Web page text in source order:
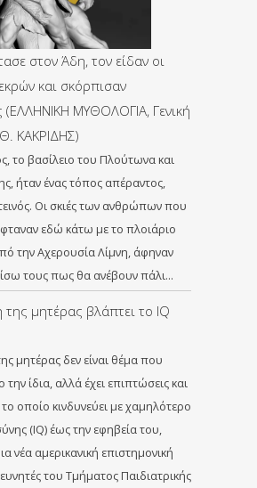
στον Άδη, τον είδαν οι
και σκόρπισαν
(ΕΛΛΗΝΙΚΗ ΜΥΘΟΛΟΓΙΑ, Γενική
ΚΑΚΡΙΔΗΣ)
το βασίλειο του Πλούτωνα και
ήταν ένας τόπος απέραντος,
Οι σκιές των ανθρώπων που
εδώ κάτω με το πλοιάριο
την Αχερουσία Λίμνη, άφηναν
τους πως θα ανέβουν πάλι…
μητέρας βλάπτει το IQ
μητέρας δεν είναι θέμα που
την ίδια, αλλά έχει επιπτώσεις και
οποίο κινδυνεύει με χαμηλότερο
(IQ) έως την εφηβεία του,
νέα αμερικανική επιστημονική
του Τμήματος Παιδιατρικής